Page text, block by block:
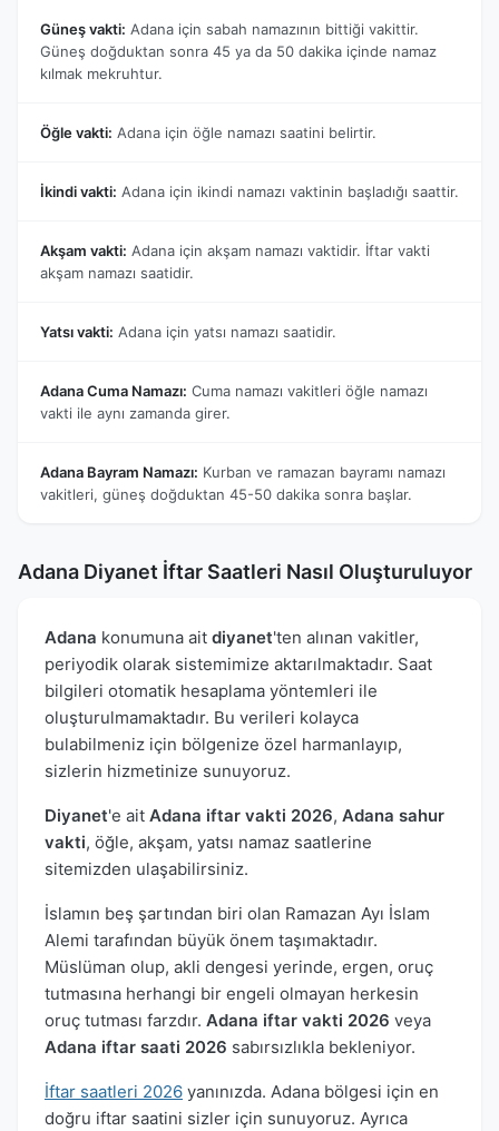
Güneş vakti: Adana için sabah namazının bittiği vakittir.
Güneş doğduktan sonra 45 ya da 50 dakika içinde namaz
kılmak mekruhtur.
Öğle vakti: Adana için öğle namazı saatini belirtir.
İkindi vakti: Adana için ikindi namazı vaktinin başladığı saattir.
Akşam vakti: Adana için akşam namazı vaktidir. İftar vakti
akşam namazı saatidir.
Yatsı vakti: Adana için yatsı namazı saatidir.
Adana Cuma Namazı: Cuma namazı vakitleri öğle namazı
vakti ile aynı zamanda girer.
Adana Bayram Namazı: Kurban ve ramazan bayramı namazı
vakitleri, güneş doğduktan 45-50 dakika sonra başlar.
Adana Diyanet İftar Saatleri Nasıl Oluşturuluyor
Adana konumuna ait diyanet'ten alınan vakitler,
periyodik olarak sistemimize aktarılmaktadır. Saat
bilgileri otomatik hesaplama yöntemleri ile
oluşturulmamaktadır. Bu verileri kolayca
bulabilmeniz için bölgenize özel harmanlayıp,
sizlerin hizmetinize sunuyoruz.
Diyanet'e ait Adana iftar vakti 2026, Adana sahur
vakti, öğle, akşam, yatsı namaz saatlerine
sitemizden ulaşabilirsiniz.
İslamın beş şartından biri olan Ramazan Ayı İslam
Alemi tarafından büyük önem taşımaktadır.
Müslüman olup, akli dengesi yerinde, ergen, oruç
tutmasına herhangi bir engeli olmayan herkesin
oruç tutması farzdır. Adana iftar vakti 2026 veya
Adana iftar saati 2026 sabırsızlıkla bekleniyor.
İftar saatleri 2026 yanınızda. Adana bölgesi için en
doğru iftar saatini sizler için sunuyoruz. Ayrıca